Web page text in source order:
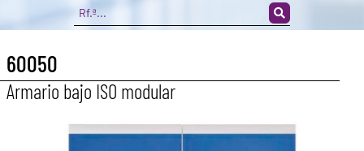
60050
Armario bajo ISO modular